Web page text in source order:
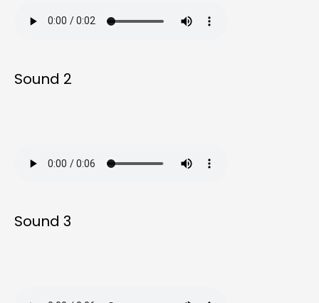
Sound 2
Sound 3